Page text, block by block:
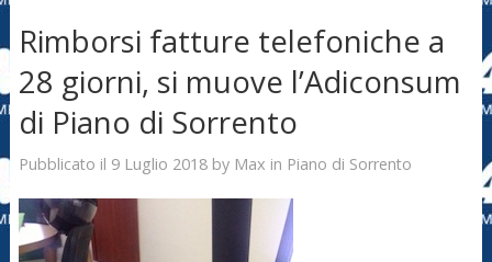
Rimborsi fatture telefoniche a
28 giorni, si muove l’Adiconsum
di Piano di Sorrento
Pubblicato il 9 Luglio 2018by Max in Piano di Sorrento